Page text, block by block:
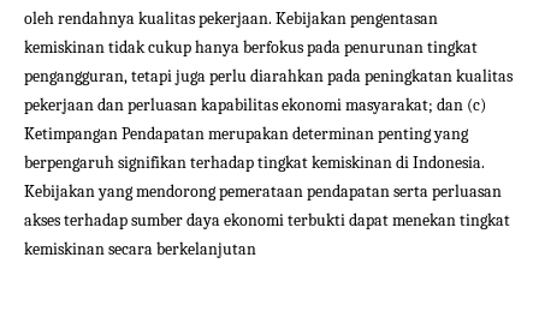
oleh rendahnya kualitas pekerjaan. Kebijakan pengentasan
kemiskinan tidak cukup hanya berfokus pada penurunan tingkat
pengangguran, tetapi juga perlu diarahkan pada peningkatan kualitas
pekerjaan dan perluasan kapabilitas ekonomi masyarakat; dan (c)
Ketimpangan Pendapatan merupakan determinan penting yang
berpengaruh signifikan terhadap tingkat kemiskinan di Indonesia.
Kebijakan yang mendorong pemerataan pendapatan serta perluasan
akses terhadap sumber daya ekonomi terbukti dapat menekan tingkat
kemiskinan secara berkelanjutan